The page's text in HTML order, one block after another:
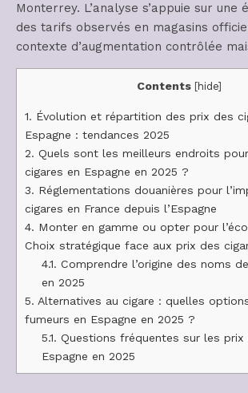
Monterrey. L’analyse s’appuie sur une
des tarifs observés en magasins
contexte d’augmentation contrôlée
Contents [hide]
1. Évolution et répartition des prix des
Espagne : tendances 2025
2. Quels sont les meilleurs endroits
cigares en Espagne en 2025 ?
3. Réglementations douanières pour
cigares en France depuis l’Espagne
4. Monter en gamme ou opter pour
Choix stratégique face aux prix des
4.1. Comprendre l’origine des noms
en 2025
5. Alternatives au cigare : quelles
fumeurs en Espagne en 2025 ?
5.1. Questions fréquentes sur les prix
Espagne en 2025